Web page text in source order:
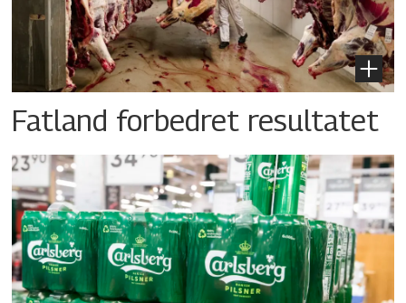
Fatland forbedret resultatet